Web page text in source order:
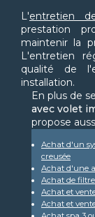
L'entretien
prestation
maintenir la
L'entretien
qualité de
installation.
En plus de
avec volet
propose
Achat d'un
creusée
Achat d'une
Achat de
Achat et
Achat et